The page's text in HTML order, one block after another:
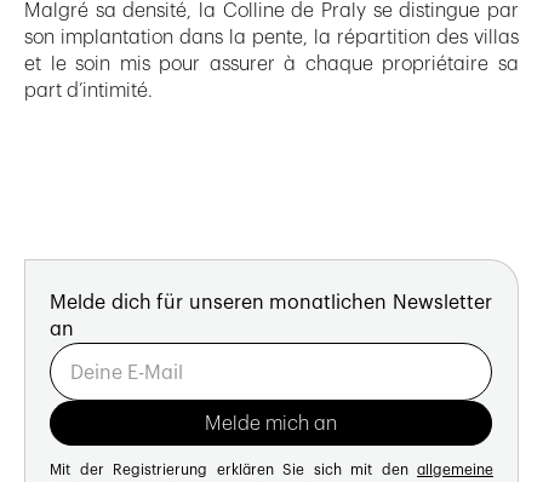
Malgré sa densité, la Colline de Praly se distingue par
son implantation dans la pente, la répartition des villas
et le soin mis pour assurer à chaque propriétaire sa
part d’intimité.
Melde dich für unseren monatlichen Newsletter
an
Mit der Registrierung erklären Sie sich mit den allgemeine